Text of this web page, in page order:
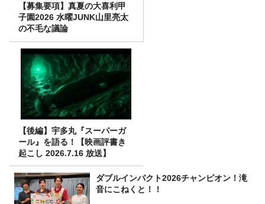
【募集要項】真夏の大喜利甲
子園2026 水曜JUNK山里亮太
の不毛な議論
【後編】宇多丸『スーパーガ
ール』を語る！【映画評書き
起こし 2026.7.16 放送】
ダブルインパクト2026チャンピオン！滝
音にこねくと！！